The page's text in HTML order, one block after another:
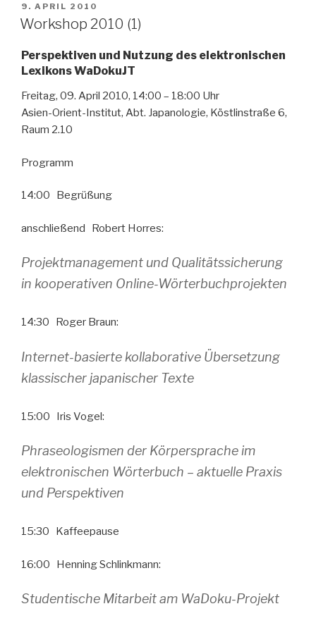
VERÖFFENTLICHT
AM
9. APRIL 2010
Workshop 2010 (1)
Perspektiven und Nutzung des elektronischen
Lexikons WaDokuJT
Freitag, 09. April 2010, 14:00 – 18:00 Uhr
Asien-Orient-Institut, Abt. Japanologie, Köstlinstraße 6,
Raum 2.10
Programm
14:00 Begrüßung
anschließend Robert Horres:
Projektmanagement und Qualitätssicherung
in kooperativen Online-Wörterbuchprojekten
14:30 Roger Braun:
Internet-basierte kollaborative Übersetzung
klassischer japanischer Texte
15:00 Iris Vogel:
Phraseologismen der Körpersprache im
elektronischen Wörterbuch – aktuelle Praxis
und Perspektiven
15:30 Kaffeepause
16:00 Henning Schlinkmann:
Studentische Mitarbeit am WaDoku-Projekt